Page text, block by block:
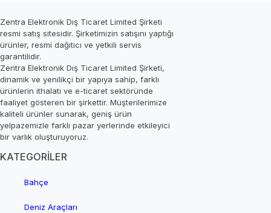
Zentra Elektronik Dış Ticaret Limited Şirketi
resmi satış sitesidir. Şirketimizin satışını yaptığı
ürünler, resmi dağıtıcı ve yetkili servis
garantilidir.
Zentra Elektronik Dış Ticaret Limited Şirketi,
dinamik ve yenilikçi bir yapıya sahip, farklı
ürünlerin ithalatı ve e-ticaret sektöründe
faaliyet gösteren bir şirkettir. Müşterilerimize
kaliteli ürünler sunarak, geniş ürün
yelpazemizle farklı pazar yerlerinde etkileyici
bir varlık oluşturuyoruz.
KATEGORİLER
Bahçe
Deniz Araçları